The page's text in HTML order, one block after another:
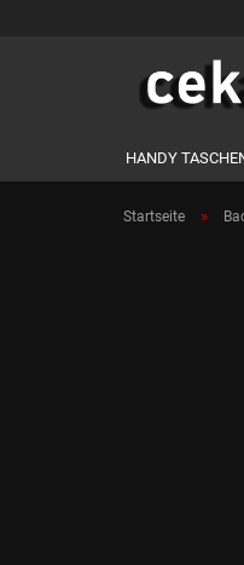
HANDY
SERVICE &
Startseite »